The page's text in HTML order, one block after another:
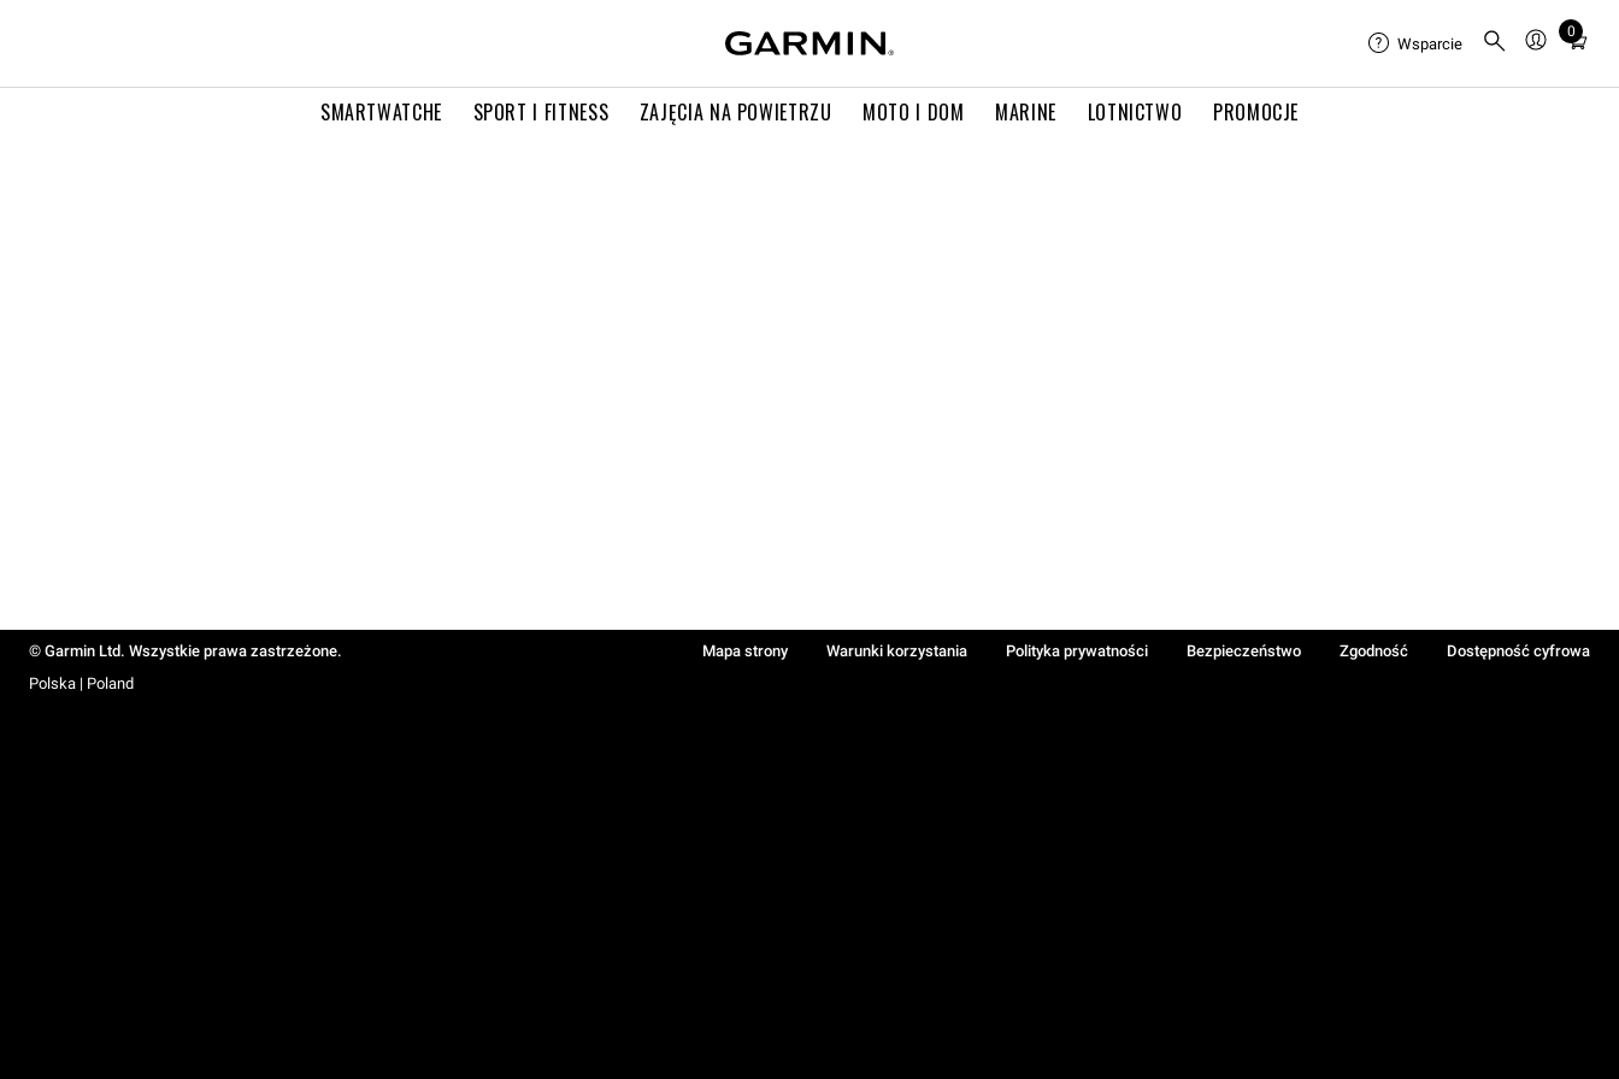
SMARTWATCHE SPORT I FITNESS ZAJĘCIA NA POWIETRZU MOTO I DOM MARINE LOTNICTWO PROMOCJE
Wsparcie
0
Total
in
© Garmin Ltd. Wszystkie prawa zastrzeżone. Mapa strony Warunki korzystania Polityka prywatności Bezpieczeństwo Zgodność
Dostępność cyfrowa
Polska | Poland